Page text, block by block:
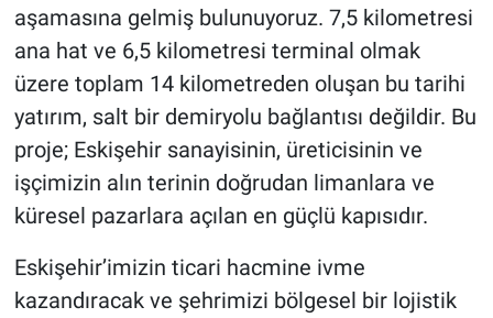
aşamasına gelmiş bulunuyoruz. 7,5 kilometresi
ana hat ve 6,5 kilometresi terminal olmak
üzere toplam 14 kilometreden oluşan bu tarihi
yatırım, salt bir demiryolu bağlantısı değildir. Bu
proje; Eskişehir sanayisinin, üreticisinin ve
işçimizin alın terinin doğrudan limanlara ve
küresel pazarlara açılan en güçlü kapısıdır.
Eskişehir’imizin ticari hacmine ivme
kazandıracak ve şehrimizi bölgesel bir lojistik